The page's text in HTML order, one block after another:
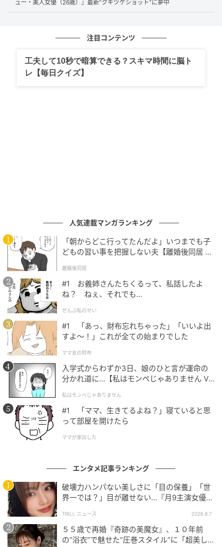
@yinling_official
2枚目はインリンさんが思わず「綺麗！！」と声を上げ
た桜のショット。咲き誇るピンクの花びらが、画面い
っぱいに広がっています。日本でいえばまだ真冬の時
期に、こんなにも美しい桜が咲いているなんて驚きで
すね！
ュー・美人女優（26歳）』最新“クギヅケショット”に夢中
注目コンテンツ
工夫して10秒で暗算できる？スキマ時間に脳ト
レ【毎日クイズ】
人気連載マンガランキング
「朝からどこ行ってたんだよ」いつまでも子
どもの習い事を把握しない夫【離婚後同居 Vo
離婚後同居
#1 お義姉さんたちくるって、私話したよ
ね？ ねぇ、それでも…
ぜんぶ私のせい
#1 「あっ、財布忘れちゃった」「いいよ出
すよ〜！」これが全ての始まりでした
ママ友の財布
入学式からわずか3日、娘のひと言が運命の
分かれ道に…【私はモンペじゃありません Vo
私はモンペじゃありません
#1 「ママ、生きてるよね？」寝ていると思
って部屋を開けたら
ママが家出した
エンタメ記事ランキング
破壊力ハンパない美しさに「目の保養」「世
界一では？」目が離せない…『月9主演女優
TRILL ニュース 2026.8.7
５５歳で再婚『奇跡の美魔女』、１０年前
の“浴衣”で魅せた“圧巻スタイル”に「超美し